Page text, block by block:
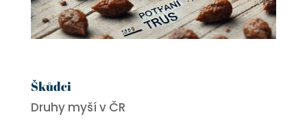
Škůdci
Druhy myší v ČR